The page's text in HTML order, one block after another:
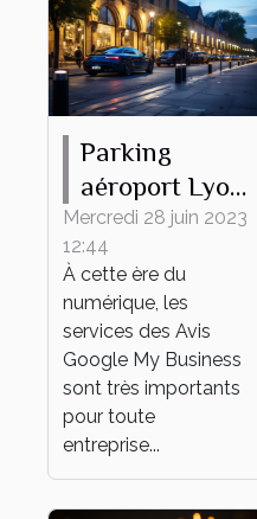
Parking
aéroport Lyon
: comment
accroître sa
réputation
grâce aux
témoignages
des clients ?
Mercredi 28 juin 2023
12:44
À cette ère du
numérique, les
services des Avis
Google My Business
sont très importants
pour toute
entreprise...